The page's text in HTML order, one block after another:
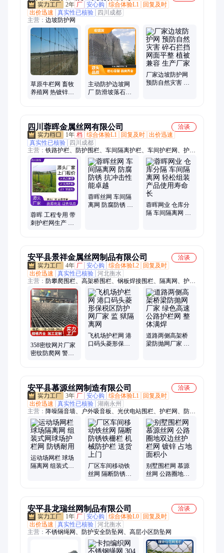
2年 厂 安心购 综合体验L1
回复及时
出价迅速
真实性已核验
四川成都
主营： 边坡防护网
草原牛栏网 畜牧
养殖网 热镀锌防
主动防护边坡网
厂 防滑坡落石菱
厂家边坡防护网
预防自然灾害 碎
四川蓉晖金属丝网有限公司
洽谈
1年 档 综合体验L1 回复及时 出价迅速
真实性已核验
四川成都
主营： 铁路护栏、防护围栏、车间隔离护栏、车间护栏网、护栏
网、铁丝网、钢丝网、防护网、围网、车间隔离网、隔离网、成
都车间隔离网、移动车间隔离网、车间隔离网安装图片、成都球
场围网、边坡防护网、成都边坡防护网、四川边坡防护网、主动
防护网、四川主动防护网、被动网、车间安全护栏、成都声屏障
蓉晖 工程专用 带
刺护栏网生产 规
蓉晖丝网 车间隔
离网 防腐防锈 抗
蓉晖网业 仓库分
隔 车间隔离网 轻
安平县景祥金属丝网制品有限公司
洽谈
4年 厂 安心购 综合体验L2
回复及时
出价迅速
真实性已核验 河北衡水
主营： 防攀爬围栏、高架桥围栏、钢板焊接围栏、隔离网、护栏
网、桥梁防抛网、铁丝框架网、钢板网护栏、铁路监狱护栏
358密纹网片厂家
密纹防爬网 警戒
飞机场护栏网 港
口码头菱形保税
道路两侧高架桥
梁防抛网厂家 绿
安平县慕源丝网制造有限公司
洽谈
3年 厂 安心购 综合体验L1
回复及时
出价迅速
真实性已核验 湖南永州
主营： 降噪隔音墙、户外吸音板、光伏电站围栏、护栏网、防落
物网、隔离围栏网、边坡防护网、菱形钢板网、桥梁防护网、防
落物围栏网、篮球场围栏网、柔性钢丝绳网、斜坡防落石网、高
架桥梁隔音屏、保税区围界
运动场网栏 球场
隔离网 组装式网
厂区车间移动铁
丝网 隔断防锈铁
别墅围栏网 慕源
丝网 公路圈地双
安平县龙瑞丝网制品有限公司
洽谈
1年 厂 安心购 综合体验L0
回复及时
出价迅速
真实性已核验 河北衡水
主营： 不锈钢绳网、防护安全防坠网、高层小区防坠网